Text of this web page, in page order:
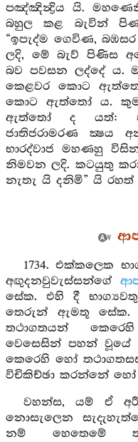
පඤ්ඤින්‍ද්‍රිය යි.
බහුල කළ බැවින්
“ඉපැද්ම ගෙවිණ,
ලදි, මේ බැව් පිණිස
බව පවසන ලද්දේ ය.
කෙළවර කොට
කොට ඇත්තෝ ය.
ඇත්තෝ ද යත්:
ජාතිජරාමරණ
භාරද්වාජ මහණහු
නිමවන ලදි. කටයුතු
නැතැ යි දනිමි” යි
1734. එක්කලෙක
අඟුදනවුවැස්සන්ගේ
සේක. එහි දී
තෙරුන් ඇමතූ සේක.
තථාගතයන්
වෙසෙසින් පහන් වූයේ
කෙරෙහි හෝ
විචිකිච්ඡා කරන්නේ හෝ
වහන්ස, යම් ඒ
නොසැලෙන
නම් හෙතෙමේ